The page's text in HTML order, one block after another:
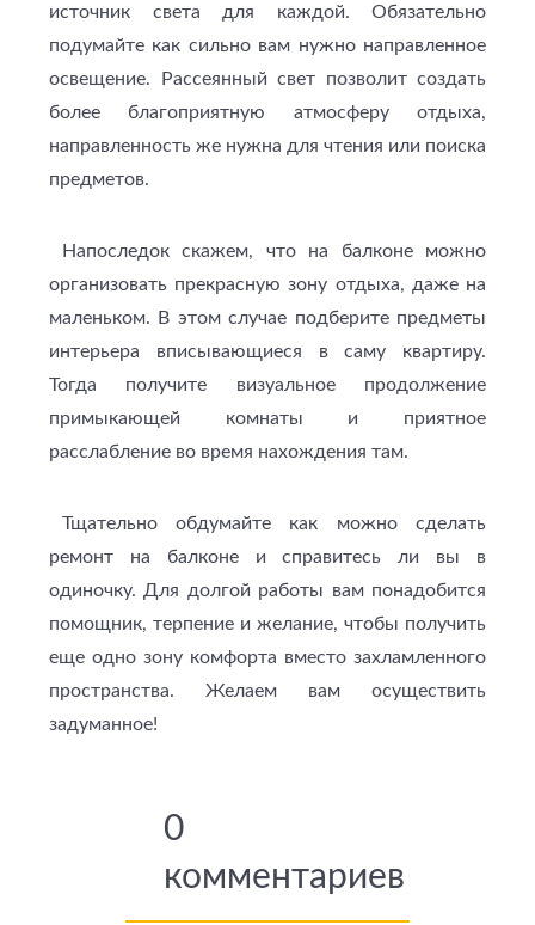
источник света для каждой. Обязательно
подумайте как сильно вам нужно направленное
освещение. Рассеянный свет позволит создать
более благоприятную атмосферу отдыха,
направленность же нужна для чтения или поиска
предметов.
Напоследок скажем, что на балконе можно
организовать прекрасную зону отдыха, даже на
маленьком. В этом случае подберите предметы
интерьера вписывающиеся в саму квартиру.
Тогда получите визуальное продолжение
примыкающей комнаты и приятное
расслабление во время нахождения там.
Тщательно обдумайте как можно сделать
ремонт на балконе и справитесь ли вы в
одиночку. Для долгой работы вам понадобится
помощник, терпение и желание, чтобы получить
еще одно зону комфорта вместо захламленного
пространства. Желаем вам осуществить
задуманное!
0
комментариев